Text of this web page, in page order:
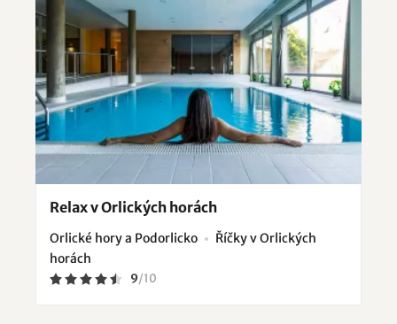
Relax v Orlických horách
Orlické hory a Podorlicko
Říčky v Orlických
horách
9/10